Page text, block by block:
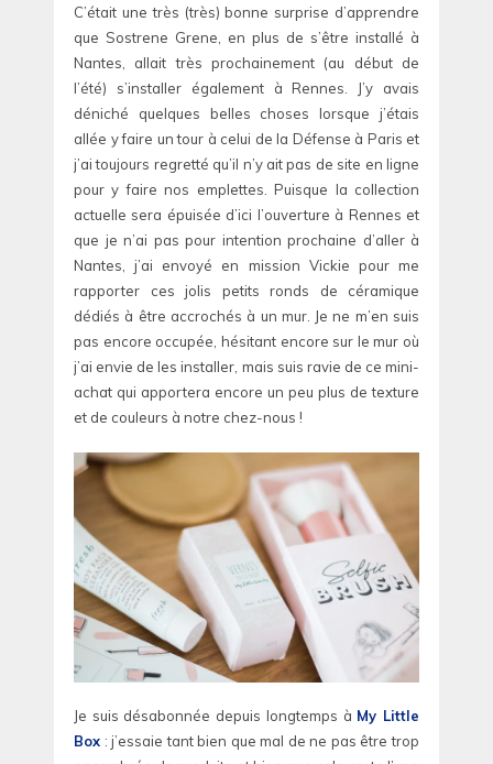
C’était une très (très) bonne surprise d’apprendre
que Sostrene Grene, en plus de s’être installé à
Nantes, allait très prochainement (au début de
l’été) s’installer également à Rennes. J’y avais
déniché quelques belles choses lorsque j’étais
allée y faire un tour à celui de la Défense à Paris et
j’ai toujours regretté qu’il n’y ait pas de site en ligne
pour y faire nos emplettes. Puisque la collection
actuelle sera épuisée d’ici l’ouverture à Rennes et
que je n’ai pas pour intention prochaine d’aller à
Nantes, j’ai envoyé en mission Vickie pour me
rapporter ces jolis petits ronds de céramique
dédiés à être accrochés à un mur. Je ne m’en suis
pas encore occupée, hésitant encore sur le mur où
j’ai envie de les installer, mais suis ravie de ce mini-
achat qui apportera encore un peu plus de texture
et de couleurs à notre chez-nous !
Je suis désabonnée depuis longtemps à My Little
Box : j’essaie tant bien que mal de ne pas être trop